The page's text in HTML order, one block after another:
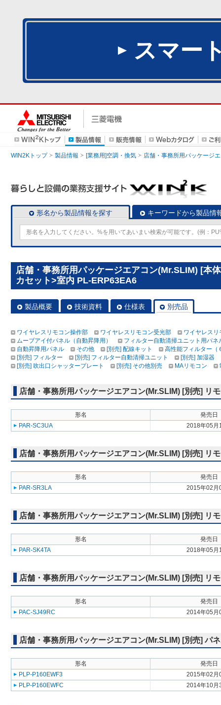
スマー
WIN2Kトップ 製品情報 [業務用]空調・換気 店舗・事務所用パッケージ
形名から製品情報を探す キーワードから製品情
店舗・事務所用パッケージエアコン(Mr.SLIM) [本
カセット>室内 PL-ERP63EA6
製品概要 技術資料 仕様表 別売品
ワイヤレスリモコン操作部 ワイヤレスリモコン受光部
ワイヤレス
ムーブアイ付パネル（自動昇降用）
フィルター自動清掃ユニット用パネ
自動昇降用パネル
その他 [別売] 配線キット
高性能フィルター（
[別売] フィルター
[別売] フィルター自動清掃ユニット
[別売] 加湿器
[別売] 吹出口シャッタープレート
[別売] その他別売 MAリモコン
店舗・事務所用パッケージエアコン(Mr.SLIM) [別売] リ
形名
発売日
PAR-SC3UA
2018年05月
店舗・事務所用パッケージエアコン(Mr.SLIM) [別売] リ
形名
発売日
PAR-SR3LA
2015年02月
店舗・事務所用パッケージエアコン(Mr.SLIM) [別売] リ
形名
発売日
PAR-SK4TA
2018年05月
店舗・事務所用パッケージエアコン(Mr.SLIM) [別売] リ
形名
発売日
PAC-SJ49RC
2014年05月
店舗・事務所用パッケージエアコン(Mr.SLIM) [別売] パ
形名
発売日
PLP-P160EWF3
2015年02月
PLP-P160EWFC
2014年10月